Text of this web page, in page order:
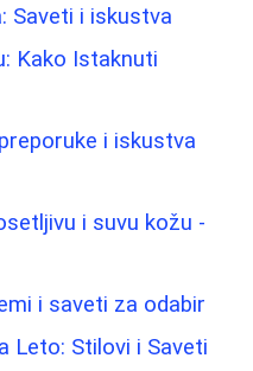
Saveti i iskustva
Kako Istaknuti
i iskustva
i suvu kožu -
i saveti za odabir
Leto: Stilovi i Saveti